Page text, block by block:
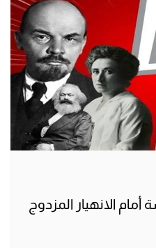
الانهيار المزدوج